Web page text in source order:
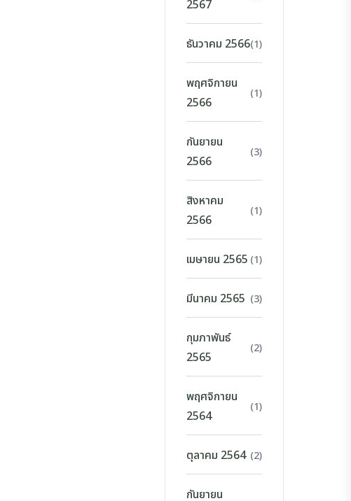
2567
ธันวาคม 2566(1)
พฤศจิกายน
2566
(1)
กันยายน
2566
(3)
สิงหาคม
2566
(1)
เมษายน 2565 (1)
มีนาคม 2565 (3)
กุมภาพันธ์
2565
(2)
พฤศจิกายน
2564
(1)
ตุลาคม 2564 (2)
กันยายน